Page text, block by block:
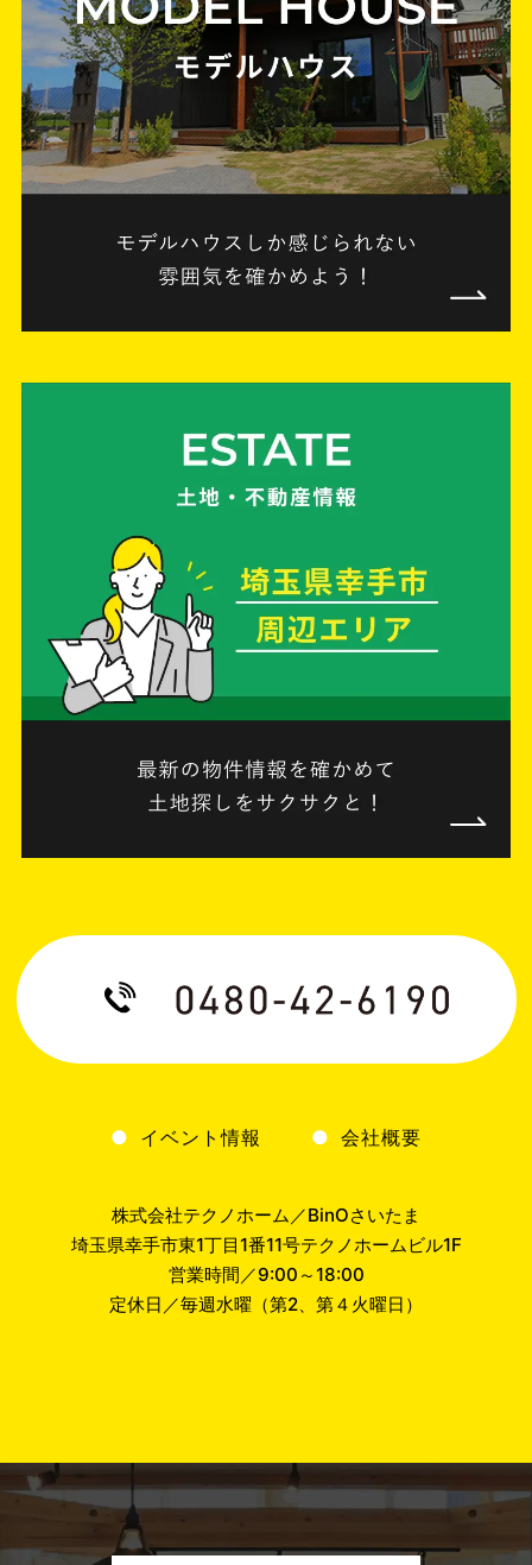
イベント情報 会社概要
株式会社テクノホーム／BinOさいたま
埼玉県幸手市東1丁目1番11号テクノホームビル1F
営業時間／9:00～18:00
定休日／毎週水曜（第2、第４火曜日）